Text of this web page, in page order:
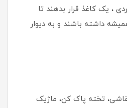
، یک کاغذ قرار بدهند تا
داشته باشند و به دیوار
تخته پاک کن، ماژیک